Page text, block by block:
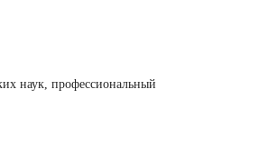
наук, профессиональный